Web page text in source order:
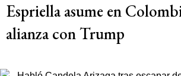
Espriella asume en
alianza con Trump